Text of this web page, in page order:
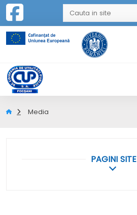
Media
PAGINI SITE